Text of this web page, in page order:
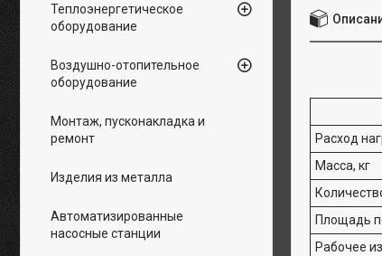
Расход
Масса, кг
Площадь
Рабочее
Теплоэнергетическое
оборудование
Воздушно-отопительное
оборудование
Монтаж, пусконакладка и
ремонт
Изделия из металла
Автоматизированные
насосные станции